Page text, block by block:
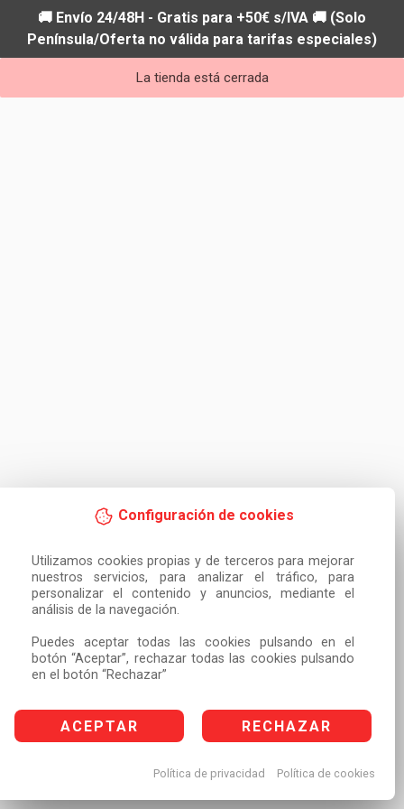
Configuración de cookies
Utilizamos cookies propias y de terceros para mejorar
nuestros servicios, para analizar el tráfico, para
personalizar el contenido y anuncios, mediante el
análisis de la navegación.
Puedes aceptar todas las cookies pulsando en el
botón “Aceptar”, rechazar todas las cookies pulsando
en el botón “Rechazar”
ACEPTAR RECHAZAR
Política de privacidad Política de cookies
🚚 Envío 24/48H - Gratis para +50€ s/IVA 🚚 (Solo
Península/Oferta no válida para tarifas especiales)
La tienda está cerrada